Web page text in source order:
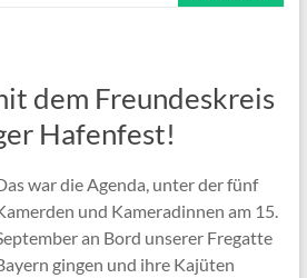
dem Freundeskreis
Hafenfest!
war die Agenda, unter der fünf
und Kameradinnen am 15.
an Bord unserer Fregatte
gingen und ihre Kajüten